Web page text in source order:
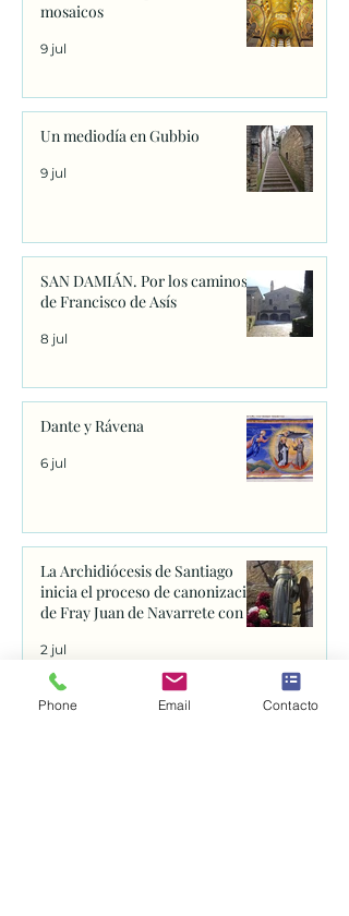
mosaicos
9 jul
Un mediodía en Gubbio
9 jul
SAN DAMIÁN. Por los caminos
de Francisco de Asís
8 jul
Dante y Rávena
6 jul
La Archidiócesis de Santiago
inicia el proceso de canonización
de Fray Juan de Navarrete con la
firma de los primeros decretos
en Sanxenxo
2 jul
Comenzamos grupo de
Phone Email Contacto